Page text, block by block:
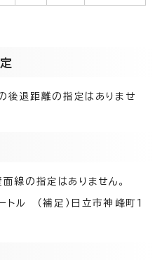
退距離の指定はありませ
線の指定はありません。
トル （補足）日立市神峰町1